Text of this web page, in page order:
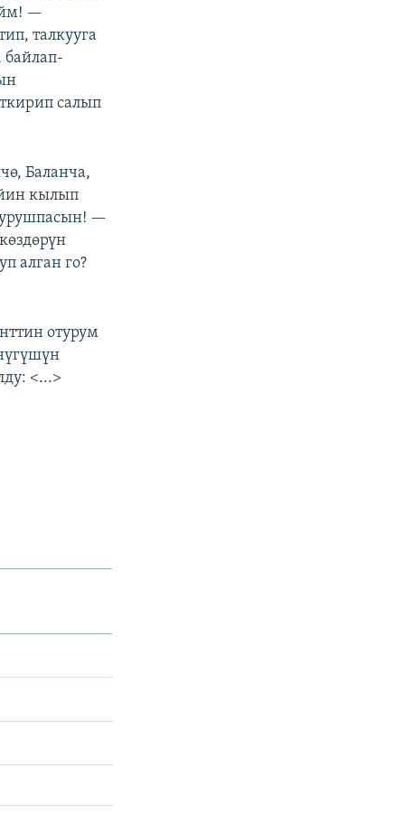
—
талкууга
салып
Баланча,
кылып
—
алган го?
отурум
<...>